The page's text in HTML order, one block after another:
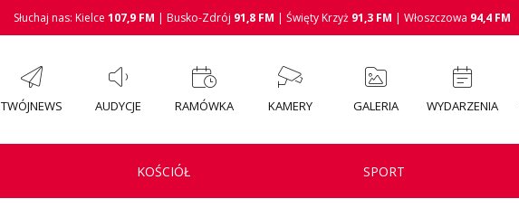
Słuchaj nas: Kielce 107,9 FM | Busko-Zdrój 91,8 FM | Święty Krzyż 91,3 FM | Włoszczowa 94,4 FM
TWÓJNEWS AUDYCJE RAMÓWKA KAMERY GALERIA WYDARZENIA
KOŚCIÓŁ SPORT